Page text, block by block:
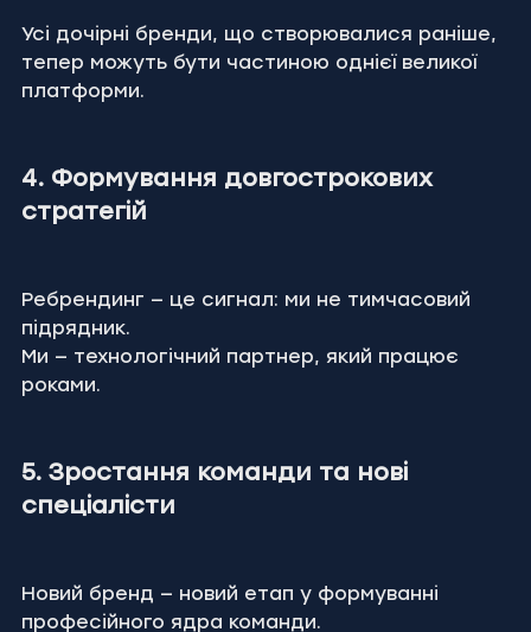
Усі дочірні бренди, що створювалися раніше,
тепер можуть бути частиною однієї великої
платформи.
4. Формування довгострокових
стратегій
Ребрендинг — це сигнал: ми не тимчасовий
підрядник.
Ми — технологічний партнер, який працює
роками.
5. Зростання команди та нові
спеціалісти
Новий бренд — новий етап у формуванні
професійного ядра команди.